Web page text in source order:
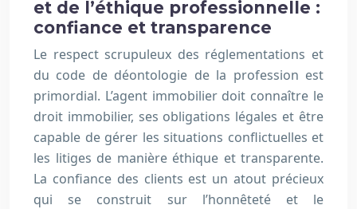
et de l’éthique professionnelle :
confiance et transparence
Le respect scrupuleux des réglementations et
du code de déontologie de la profession est
primordial. L’agent immobilier doit connaître le
droit immobilier, ses obligations légales et être
capable de gérer les situations conflictuelles et
les litiges de manière éthique et transparente.
La confiance des clients est un atout précieux
qui se construit sur l’honnêteté et le